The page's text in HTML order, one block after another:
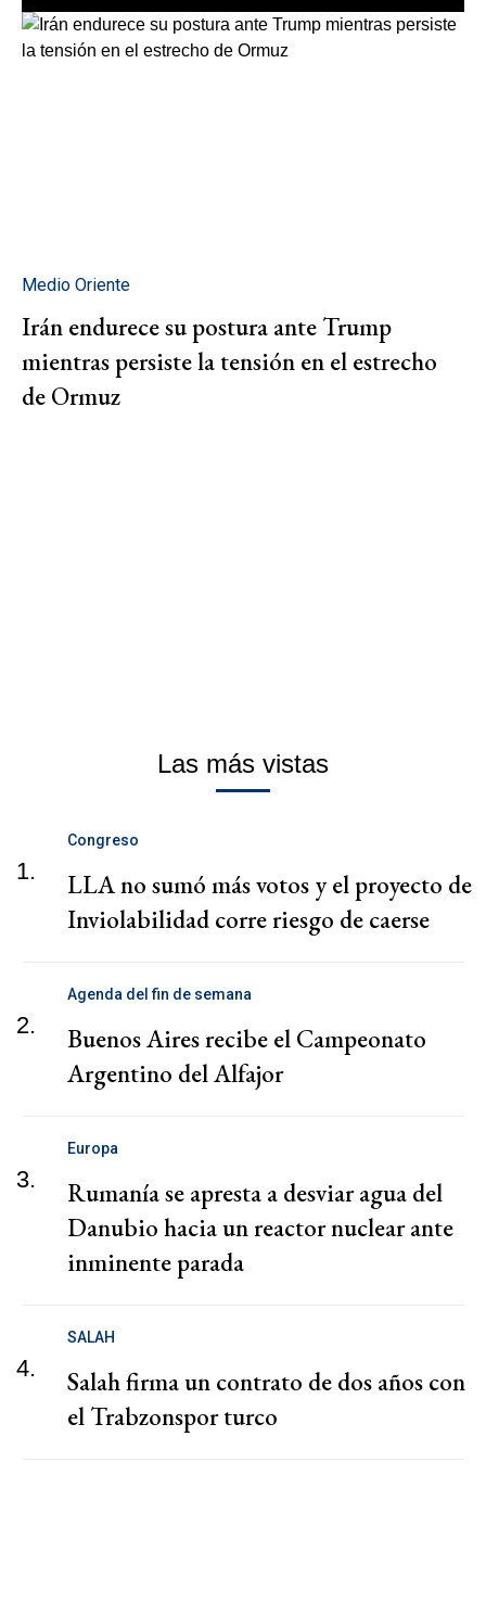
Medio Oriente
Irán endurece su postura ante Trump
mientras persiste la tensión en el estrecho
de Ormuz
Las más vistas
1.
Congreso
LLA no sumó más votos y el proyecto de
Inviolabilidad corre riesgo de caerse
2.
Agenda del fin de semana
Buenos Aires recibe el Campeonato
Argentino del Alfajor
3.
Europa
Rumanía se apresta a desviar agua del
Danubio hacia un reactor nuclear ante
inminente parada
4.
SALAH
Salah firma un contrato de dos años con
el Trabzonspor turco